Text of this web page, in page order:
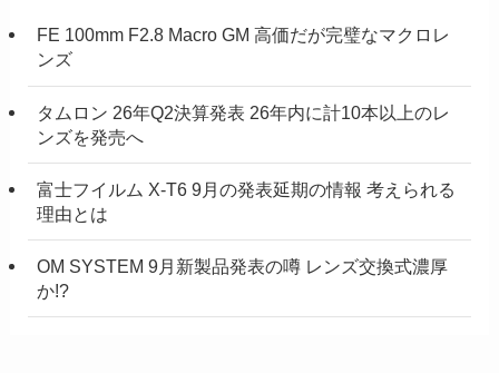
FE 100mm F2.8 Macro GM 高価だが完璧なマクロレ
ンズ
タムロン 26年Q2決算発表 26年内に計10本以上のレ
ンズを発売へ
富士フイルム X-T6 9月の発表延期の情報 考えられる
理由とは
OM SYSTEM 9月新製品発表の噂 レンズ交換式濃厚
か!?